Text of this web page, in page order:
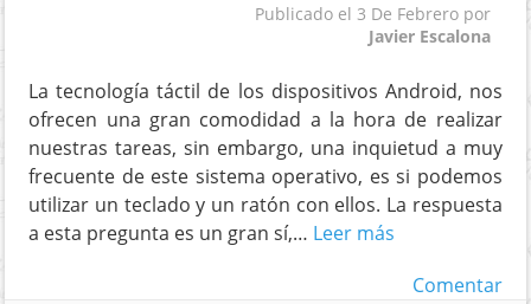
Publicado el 3 De Febreropor
Javier Escalona
La tecnología táctil de los dispositivos Android, nos
ofrecen una gran comodidad a la hora de realizar
nuestras tareas, sin embargo, una inquietud a muy
frecuente de este sistema operativo, es si podemos
utilizar un teclado y un ratón con ellos. La respuesta
a esta pregunta es un gran sí,… Leer más
Comentar